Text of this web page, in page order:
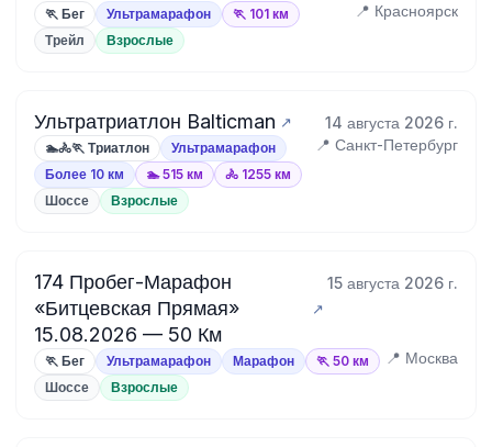
🏃 Бег Ультрамарафон 🏃 101 км 📍 Красноярск
Трейл Взрослые
Ультратриатлон Balticman 14 августа 2026 г.
🏊🚴🏃 Триатлон
Ультрамарафон
Более 10 км
🏊 515 км 🚴 1255 км
📍 Санкт-Петербург
Шоссе Взрослые
174 Пробег-Марафон
«Битцевская Прямая»
15.08.2026 — 50 Км
15 августа 2026 г.
🏃 Бег Ультрамарафон Марафон 🏃 50 км 📍 Москва
Шоссе Взрослые